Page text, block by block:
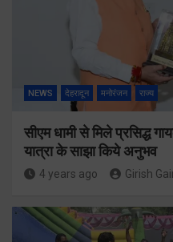
NEWS देहरादून मनोरंजन राज्य
सीएम धामी से मिले प्रसिद्ध
यात्रा के साझा किये अनुभव
4 years ago Girish